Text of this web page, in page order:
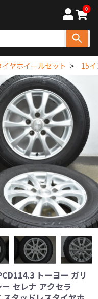
0
ヤホイールセット 15
トーヨー ガリ
セレナ アクセラ